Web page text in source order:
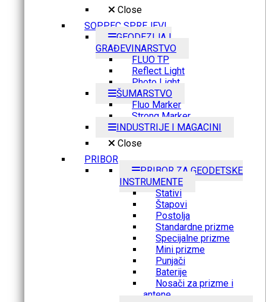
Close
SOPPEC SPREJEVI
GEODEZIJA I
GRAĐEVINARSTVO
FLUO TP
Reflect Light
Photo Light
ŠUMARSTVO
Fluo Marker
Strong Marker
INDUSTRIJE I MAGACINI
Close
PRIBOR
PRIBOR ZA GEODETSKE
INSTRUMENTE
Stativi
Štapovi
Postolja
Standardne prizme
Specijalne prizme
Mini prizme
Punjači
Baterije
Nosači za prizme i
antene